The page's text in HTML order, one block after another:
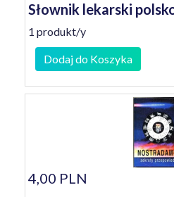
Słownik lekarski
1 produkt/y
Dodaj do Koszyka
4,00 PLN